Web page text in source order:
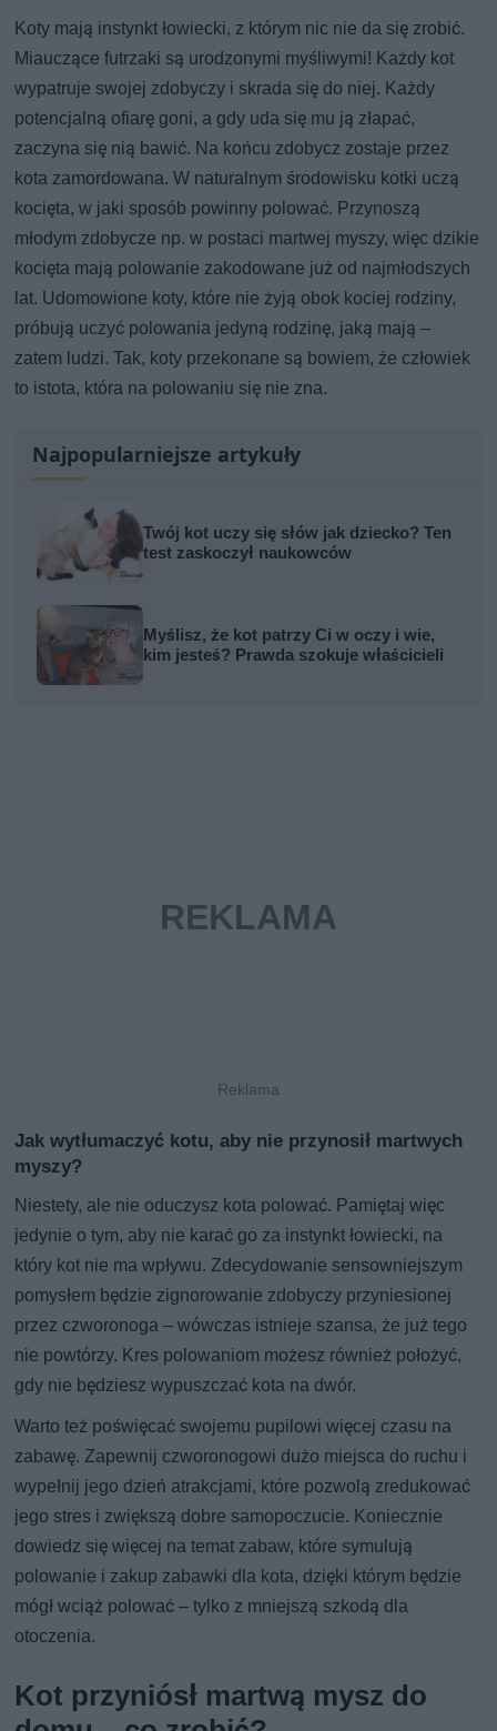
Koty mają instynkt łowiecki, z którym nic nie da się zrobić.
Miauczące futrzaki są urodzonymi myśliwymi! Każdy kot
wypatruje swojej zdobyczy i skrada się do niej. Każdy
potencjalną ofiarę goni, a gdy uda się mu ją złapać,
zaczyna się nią bawić. Na końcu zdobycz zostaje przez
kota zamordowana. W naturalnym środowisku kotki uczą
kocięta, w jaki sposób powinny polować. Przynoszą
młodym zdobycze np. w postaci martwej myszy, więc dzikie
kocięta mają polowanie zakodowane już od najmłodszych
lat. Udomowione koty, które nie żyją obok kociej rodziny,
próbują uczyć polowania jedyną rodzinę, jaką mają –
zatem ludzi. Tak, koty przekonane są bowiem, że człowiek
to istota, która na polowaniu się nie zna.
Najpopularniejsze artykuły
Twój kot uczy się słów jak dziecko? Ten
test zaskoczył naukowców
Myślisz, że kot patrzy Ci w oczy i wie,
kim jesteś? Prawda szokuje właścicieli
Jak wytłumaczyć kotu, aby nie przynosił martwych
myszy?
Niestety, ale nie oduczysz kota polować. Pamiętaj więc
jedynie o tym, aby nie karać go za instynkt łowiecki, na
który kot nie ma wpływu. Zdecydowanie sensowniejszym
pomysłem będzie zignorowanie zdobyczy przyniesionej
przez czworonoga – wówczas istnieje szansa, że już tego
nie powtórzy. Kres polowaniom możesz również położyć,
gdy nie będziesz wypuszczać kota na dwór.
Warto też poświęcać swojemu pupilowi więcej czasu na
zabawę. Zapewnij czworonogowi dużo miejsca do ruchu i
wypełnij jego dzień atrakcjami, które pozwolą zredukować
jego stres i zwiększą dobre samopoczucie. Koniecznie
dowiedz się więcej na temat zabaw, które symulują
polowanie i zakup zabawki dla kota, dzięki którym będzie
mógł wciąż polować – tylko z mniejszą szkodą dla
otoczenia.
Kot przyniósł martwą mysz do